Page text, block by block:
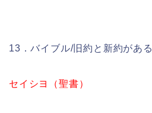
13．バイブル/旧約と新約がある
セイシヨ（聖書）